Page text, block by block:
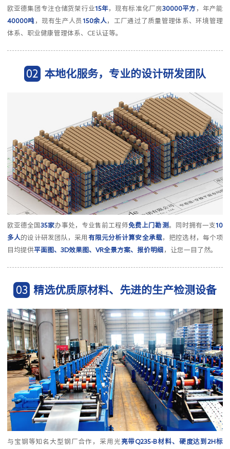
欧亚德集团专注仓储货架行业15年，现有标准化厂房30000平方 ，年产能
40000吨 ，现有生产人员 150余人 ，工厂通过了质量管理体系、环境管理
体系、职业健康管理体系、CE认证等。
02 本地化服务，专业的设计研发团队
欧亚德全国35家办事处，专业售前工程师免费上门勘测 。同时拥有一支10
多人 的设计研发团队，采用 有限元分析计算安全承载，把控选材，每个项
目均提供平面图、3D效果图、VR全景方案、报价明细 ，让您一目了然。
03 精选优质原材料、先进的生产检测设备
与宝钢等知名大型钢厂合作，采用光 亮带Q235-B材料、硬度达到2H标